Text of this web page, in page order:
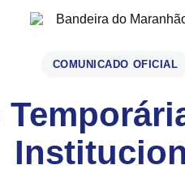
COMUNICADO OFICIAL